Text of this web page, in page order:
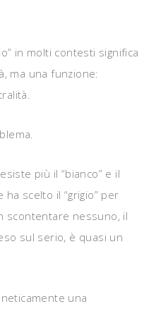
in molti contesti significa
ma una funzione:
più il “bianco” e il
ha scelto il “grigio” per
scontentare nessuno, il
sul serio, è quasi un
una